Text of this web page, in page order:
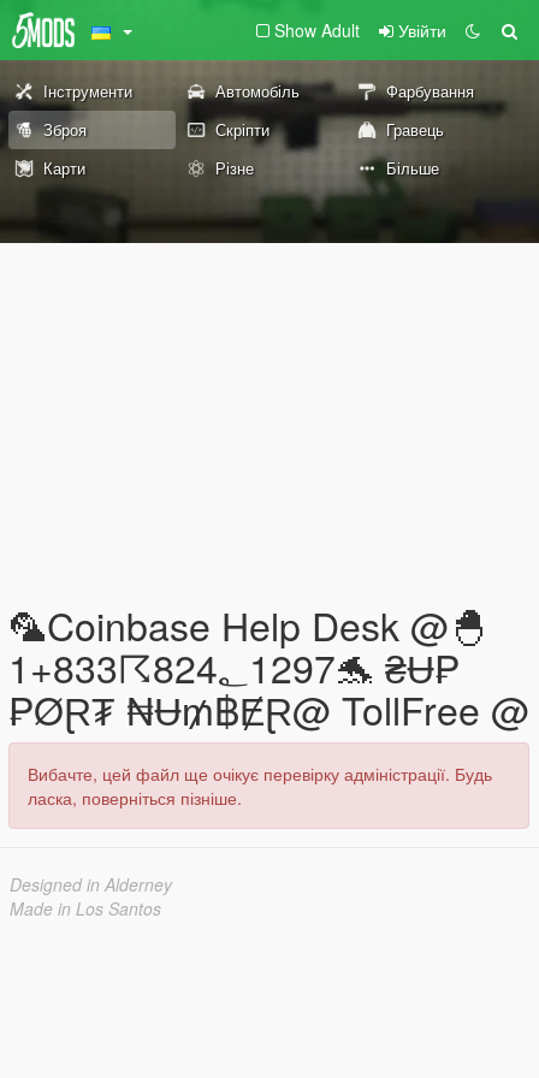
Show Adult Увійти
Інструменти Автомобіль
Фарбування
Зброя
Скріпти
Гравець
Карти
Різне Більше
🦜Coinbase Help Desk @🐣
1+833☈824؂1297🐬 ₴Ʉ₱
₱ØⱤ₮ ₦Ʉ₥฿ɆⱤ@ TollFree @
Вибачте, цей файл ще очікує перевірку адміністрації. Будь
ласка, поверніться пізніше.
Designed in Alderney
Made in Los Santos